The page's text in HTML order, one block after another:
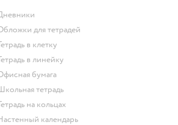
Дневники
Обложки для тетрадей
Тетрадь в клетку
Тетрадь в линейку
Офисная бумага
Школьная тетрадь
Тетрадь на кольцах
Настенный календарь